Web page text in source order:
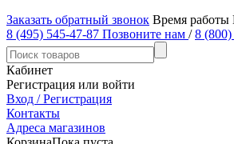
Заказать обратный звонок Время
8 (495) 545-47-87 Позвоните нам / 8
Кабинет
Регистрация или войти
Вход / Регистрация
Контакты
Адреса магазинов